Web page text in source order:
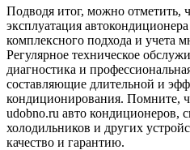
Подводя итог, можно отметить,
эксплуатация
комплексного подхода и учета
Регулярное техническое
диагностика и
составляющие длительной и
кондиционирования. Помните,
udobno.ru авто кондиционеров,
холодильников и других
качество и гарантию.